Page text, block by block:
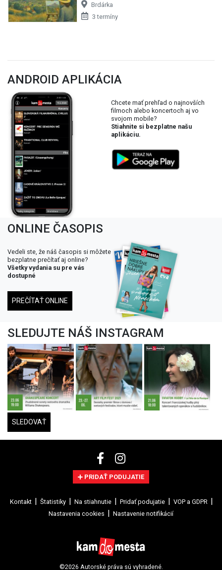
Brdárka
3 termíny
ANDROID APLIKÁCIA
Chcete mať prehľad o najnovších
filmoch alebo koncertoch aj vo
svojom mobile?
Stiahnite si bezplatne našu
aplikáciu.
ONLINE ČASOPIS
Vedeli ste, že náš časopis si môžete
bezplatne prečítať aj online?
Všetky vydania su pre vás
dostupné
PREČÍTAŤ ONLINE
SLEDUJTE NÁŠ INSTAGRAM
SLEDOVAŤ
PRIDAŤ PODUJATIE
Kontakt Štatistiky Na stiahnutie Pridať podujatie
VOP a GDPR
Nastavenia cookies
Nastavenie notifikácií
©2026 Autorské práva sú vyhradené.